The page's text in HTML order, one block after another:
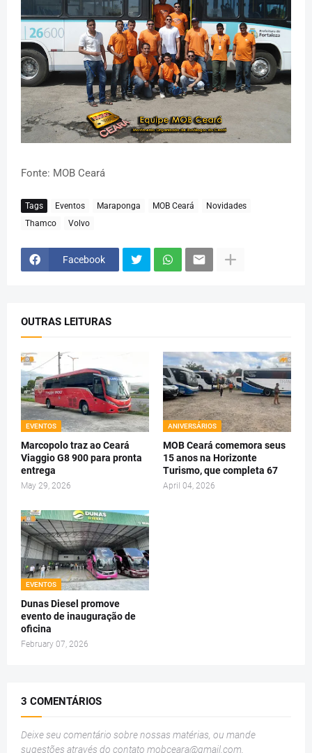
Fonte: MOB Ceará
Tags Eventos Maraponga MOB Ceará
Novidades
Thamco
Volvo
Facebook
OUTRAS LEITURAS
EVENTOS
Marcopolo traz ao Ceará
Viaggio G8 900 para pronta
entrega
May 29, 2026
ANIVERSÁRIOS
MOB Ceará comemora seus
15 anos na Horizonte
Turismo, que completa 67
April 04, 2026
EVENTOS
Dunas Diesel promove
evento de inauguração de
oficina
February 07, 2026
3 COMENTÁRIOS
Deixe seu comentário sobre nossas matérias, ou mande
sugestões através do contato mobceara@gmail.com.